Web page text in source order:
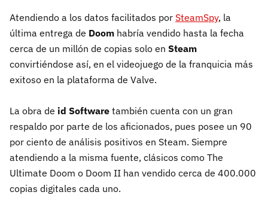
Atendiendo a los datos facilitados por SteamSpy, la
última entrega de Doom habría vendido hasta la fecha
cerca de un millón de copias solo en Steam
convirtiéndose así, en el videojuego de la franquicia más
exitoso en la plataforma de Valve.
La obra de id Software también cuenta con un gran
respaldo por parte de los aficionados, pues posee un 90
por ciento de análisis positivos en Steam. Siempre
atendiendo a la misma fuente, clásicos como The
Ultimate Doom o Doom II han vendido cerca de 400.000
copias digitales cada uno.